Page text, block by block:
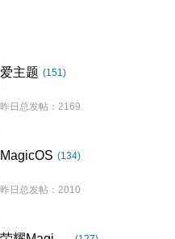
爱主题 (151)
昨日总发帖：2169
MagicOS (134)
昨日总发帖：2010